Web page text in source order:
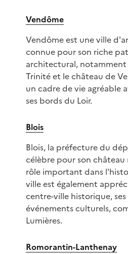
Vendôme
Vendôme est une ville
connue pour son riche
architectural,
Trinité et le château de
un cadre de vie agréable
ses bords du Loir.
Blois
Blois, la préfecture du
célèbre pour son château
rôle important dans
ville est également
centre-ville historique, ses
événements culturels,
Lumières.
Romorantin-Lanthenay